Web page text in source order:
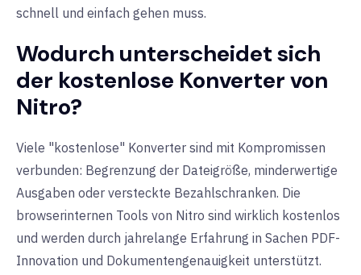
schnell und einfach gehen muss.
Wodurch unterscheidet sich
der kostenlose Konverter von
Nitro?
Viele "kostenlose" Konverter sind mit Kompromissen
verbunden: Begrenzung der Dateigröße, minderwertige
Ausgaben oder versteckte Bezahlschranken. Die
browserinternen Tools von Nitro sind wirklich kostenlos
und werden durch jahrelange Erfahrung in Sachen PDF-
Innovation und Dokumentengenauigkeit unterstützt.